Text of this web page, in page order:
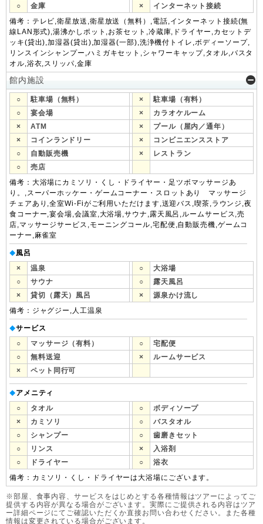
○
金庫 ×
インターネット接続
備考：テレビ,衛星放送,衛星放送（無料）,電話,インターネット接続(無
線LAN形式),湯沸かしポット,お茶セット,冷蔵庫,ドライヤー,カセットデ
ッキ(貸出),加湿器(貸出),加湿器(一部),洗浄機付トイレ,ボディーソープ,
リンスインシャンプー,ハミガキセット,シャワーキャップ,タオル,バスタ
オル,浴衣,スリッパ,金庫
館内施設
○ 駐車場（無料） ×
駐車場（有料）
○
宴会場 ×
カラオケルーム
×
ATM ×
プール（屋内／通年）
×
コインランドリー ×
コンビニエンスストア
○
自動販売機 ×
レストラン
○
売店
備考：大浴場にカミソリ・くし・ドライヤー・足ツボマッサージあ
り。,スーパーホッケー・ゲームコーナー・スロットあり マッサージ
チェアあり,全室Wi-Fiがご利用いただけます,送迎バス,喫茶,ラウンジ,夜
食コーナー,宴会場,会議室,大浴場,サウナ,露天風呂,ルームサービス,売
店,マッサージサービス,モーニングコール,宅配便,自動販売機,ゲームコ
ーナー,麻雀室
◆風呂
×
温泉 ○
大浴場
○
サウナ ○
露天風呂
×
貸切（露天）風呂 ×
源泉かけ流し
備考：ジャグジー,人工温泉
◆サービス
○
マッサージ（有料） ○
宅配便
○
無料送迎 ×
ルームサービス
×
ペット同行可
◆アメニティ
○
タオル ○
ボディソープ
×
カミソリ ○
バスタオル
○
シャンプー ○
歯磨きセット
○
リンス ×
入浴剤
○
ドライヤー ○
浴衣
備考：カミソリ・くし・ドライヤーは大浴場にございます。
※部屋、食事内容、サービスをはじめとする各種情報はツアーによってご
提供する内容が異なる場合がございます。実際にご提供される内容はツア
ー詳細ページにてご確認いただくか直接お問い合わせください。また各種
情報は変更されている場合がございます。